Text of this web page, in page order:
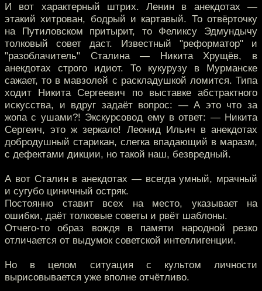
И вот характерный штрих. Ленин в анекдотах —
этакий хитрован, бодрый и картавый. То отвёрточку
на Путиловском притырит, то Феликсу Эдмундычу
толковый совет даст. Известный "реформатор" и
"разоблачитель" Сталина — Никита Хрущёв, в
анекдотах строго идиот. То кукурузу в Мурманске
сажает, то в мавзолей с раскладушкой ломится. Типа
ходит Никита Сергеевич по выставке абстрактного
искусства, и вдруг задаёт вопрос: — А это что за
жопа с ушами?! Экскурсовод ему в ответ: — Никита
Сергеич, это ж зеркало! Леонид Ильич в анекдотах
добродушный старикан, слегка впадающий в маразм,
с дефектами дикции, но такой наш, безвредный.
А вот Сталин в анекдотах — всегда умный, мрачный
и сугубо циничный остряк.
Постоянно ставит всех на место, указывает на
ошибки, даёт толковые советы и рвёт шаблоны.
Отчего-то образ вождя в памяти народной резко
отличается от выдумок советской интеллигенции.
Но в целом ситуация с культом личности
вырисовывается уже вполне отчётливо.